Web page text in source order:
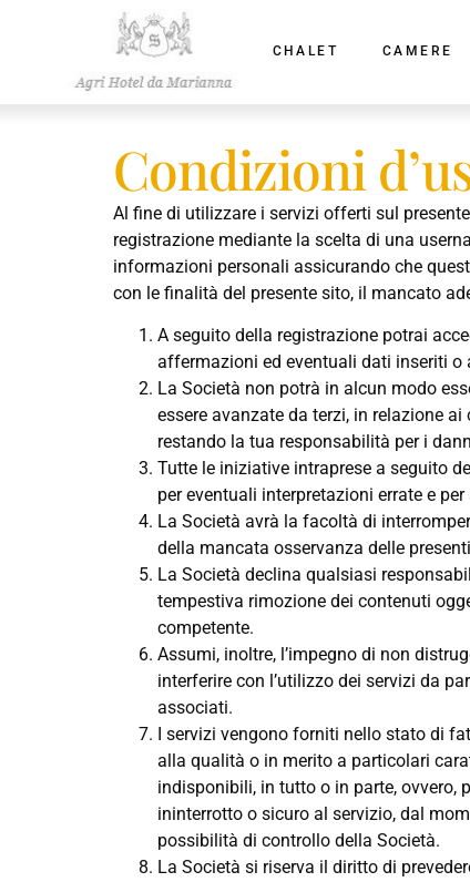
CHALET CAMERE
Condizioni
Al fine di utilizzare i servizi offerti sul
registrazione mediante la scelta di una
informazioni personali assicurando che
con le finalità del presente sito, il mancato
A seguito della registrazione potrai
affermazioni ed eventuali dati inseriti
La Società non potrà in alcun modo
essere avanzate da terzi, in relazione
restando la tua responsabilità per i
Tutte le iniziative intraprese a seguito
per eventuali interpretazioni errate e
La Società avrà la facoltà di
della mancata osservanza delle
La Società declina qualsiasi
tempestiva rimozione dei contenuti
competente.
Assumi, inoltre, l’impegno di non
interferire con l’utilizzo dei servizi da
associati.
I servizi vengono forniti nello stato di
alla qualità o in merito a particolari
indisponibili, in tutto o in parte, ovvero,
ininterrotto o sicuro al servizio, dal
possibilità di controllo della Società.
La Società si riserva il diritto di